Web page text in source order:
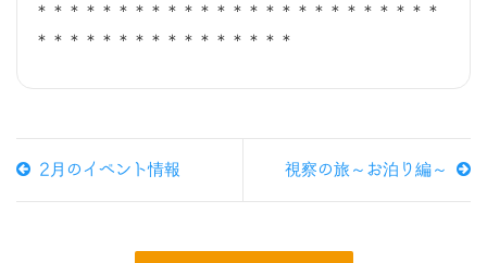
＊＊＊＊＊＊＊＊＊＊＊＊＊＊＊＊＊＊＊＊＊＊＊＊＊
＊＊＊＊＊＊＊＊＊＊＊＊＊＊＊＊
2月のイベント情報 視察の旅～お泊り編～